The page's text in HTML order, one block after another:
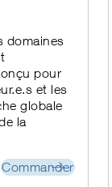
domaines
pour
et les
globale
la
Commander